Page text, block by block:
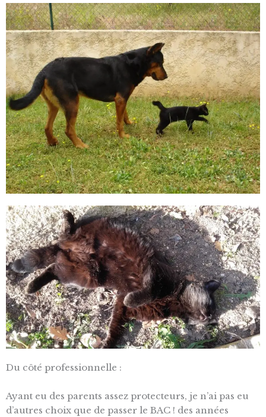
Du côté professionnelle :
Ayant eu des parents assez protecteurs, je n’ai pas eu
d’autres choix que de passer le BAC ! des années